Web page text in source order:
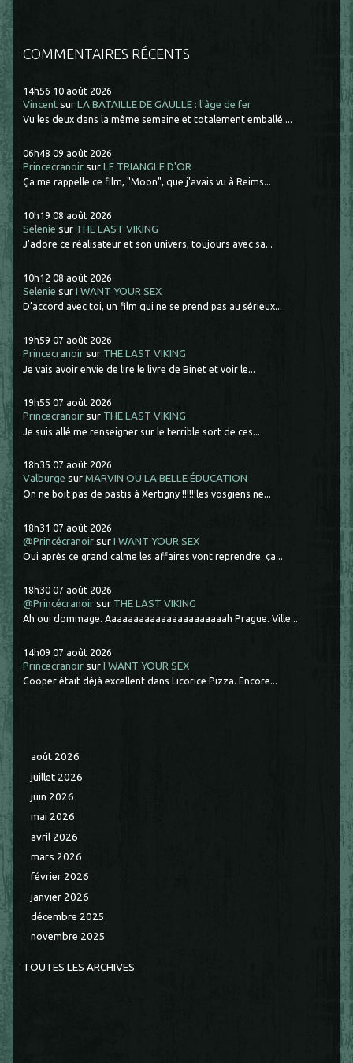
COMMENTAIRES RÉCENTS
14h56 10 août 2026
Vincent surLA BATAILLE DE GAULLE : l'âge de fer
Vu les deux dans la même semaine et totalement emballé....
06h48 09 août 2026
Princecranoir surLE TRIANGLE D'OR
Ça me rappelle ce film, "Moon", que j'avais vu à Reims...
10h19 08 août 2026
Selenie sur THE LAST VIKING
J'adore ce réalisateur et son univers, toujours avec sa...
10h12 08 août 2026
Selenie surI WANT YOUR SEX
D'accord avec toi, un film qui ne se prend pas au sérieux...
19h59 07 août 2026
Princecranoir sur THE LAST VIKING
Je vais avoir envie de lire le livre de Binet et voir le...
19h55 07 août 2026
Princecranoir sur THE LAST VIKING
Je suis allé me renseigner sur le terrible sort de ces...
18h35 07 août 2026
Valburge surMARVIN OU LA BELLE ÉDUCATION
On ne boit pas de pastis à Xertigny !!!!!!les vosgiens ne...
18h31 07 août 2026
@Princécranoir surI WANT YOUR SEX
Oui après ce grand calme les affaires vont reprendre. ça...
18h30 07 août 2026
@Princécranoir sur THE LAST VIKING
Ah oui dommage. Aaaaaaaaaaaaaaaaaaaaaah Prague. Ville...
14h09 07 août 2026
Princecranoir surI WANT YOUR SEX
Cooper était déjà excellent dans Licorice Pizza. Encore...
août 2026
juillet 2026
juin 2026
mai 2026
avril 2026
mars 2026
février 2026
janvier 2026
décembre 2025
novembre 2025
TOUTES LES ARCHIVES